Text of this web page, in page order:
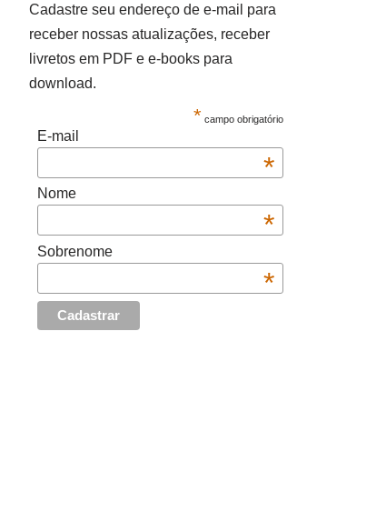
Cadastre seu endereço de e-mail para
receber nossas atualizações, receber
livretos em PDF e e-books para
download.
* campo obrigatório
E-mail
*
Nome
*
Sobrenome
*